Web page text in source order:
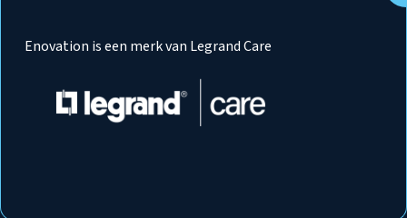
Enovation is een merk van Legrand Care